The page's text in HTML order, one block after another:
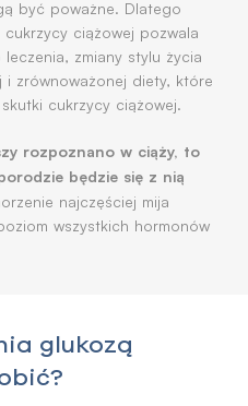
być poważne. Dlatego
ciążowej pozwala
zmiany stylu życia
i zrównoważonej diety, które
cukrzycy ciążowej.
rozpoznano w ciąży, to
będzie się z nią
najczęściej mija
wszystkich hormonów
glukozą